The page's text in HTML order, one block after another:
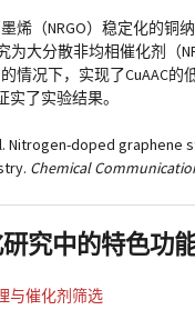
烯（NRGO）稳定化的铜
为大分散非均相催化剂（
情况下，实现了CuAAC
了实验结果。
Nitrogen-doped
Chemical
究中的特色功
与催化剂筛选